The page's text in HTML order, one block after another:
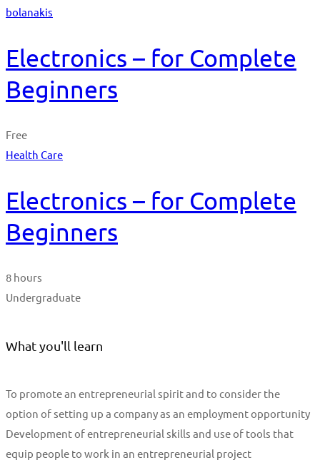
bolanakis
Electronics – for Complete
Beginners
Free
Health Care
Electronics – for Complete
Beginners
8 hours
Undergraduate
What you'll learn
To promote an entrepreneurial spirit and to consider the
option of setting up a company as an employment opportunity
Development of entrepreneurial skills and use of tools that
equip people to work in an entrepreneurial project